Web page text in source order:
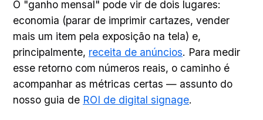
O "ganho mensal" pode vir de dois lugares:
economia (parar de imprimir cartazes, vender
mais um item pela exposição na tela) e,
principalmente, receita de anúncios. Para medir
esse retorno com números reais, o caminho é
acompanhar as métricas certas — assunto do
nosso guia de ROI de digital signage.